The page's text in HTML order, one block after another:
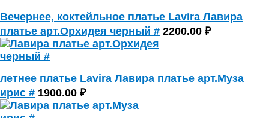
Вечернее, коктейльное платье Lavira Лавира
платье арт.Орхидея черный # 2200.00 ₽
летнее платье Lavira Лавира платье арт.Муза
ирис # 1900.00 ₽